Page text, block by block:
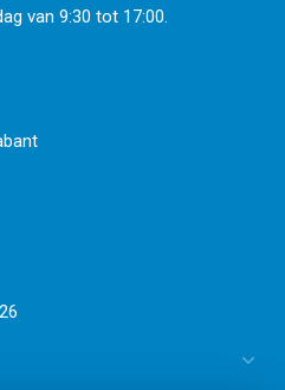
van 9:30 tot 17:00.